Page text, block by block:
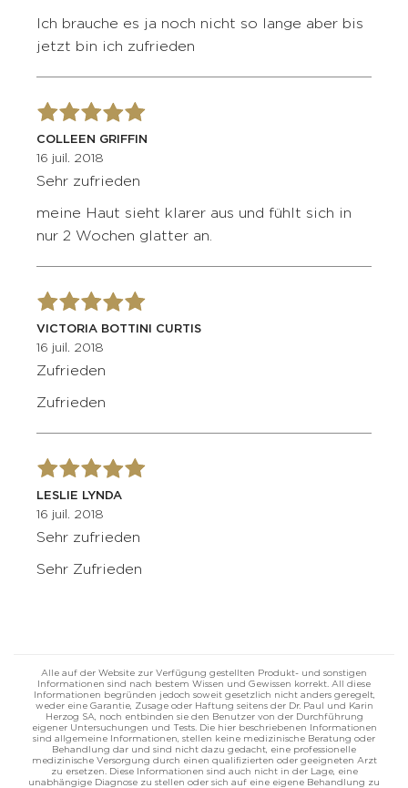
Ich brauche es ja noch nicht so lange aber bis
jetzt bin ich zufrieden
COLLEEN GRIFFIN
16 juil. 2018
Sehr zufrieden
meine Haut sieht klarer aus und fühlt sich in
nur 2 Wochen glatter an.
VICTORIA BOTTINI CURTIS
16 juil. 2018
Zufrieden
Zufrieden
LESLIE LYNDA
16 juil. 2018
Sehr zufrieden
Sehr Zufrieden
Alle auf der Website zur Verfügung gestellten Produkt- und sonstigen
Informationen sind nach bestem Wissen und Gewissen korrekt. All diese
Informationen begründen jedoch soweit gesetzlich nicht anders geregelt,
weder eine Garantie, Zusage oder Haftung seitens der Dr. Paul und Karin
Herzog SA, noch entbinden sie den Benutzer von der Durchführung
eigener Untersuchungen und Tests. Die hier beschriebenen Informationen
sind allgemeine Informationen, stellen keine medizinische Beratung oder
Behandlung dar und sind nicht dazu gedacht, eine professionelle
medizinische Versorgung durch einen qualifizierten oder geeigneten Arzt
zu ersetzen. Diese Informationen sind auch nicht in der Lage, eine
unabhängige Diagnose zu stellen oder sich auf eine eigene Behandlung zu